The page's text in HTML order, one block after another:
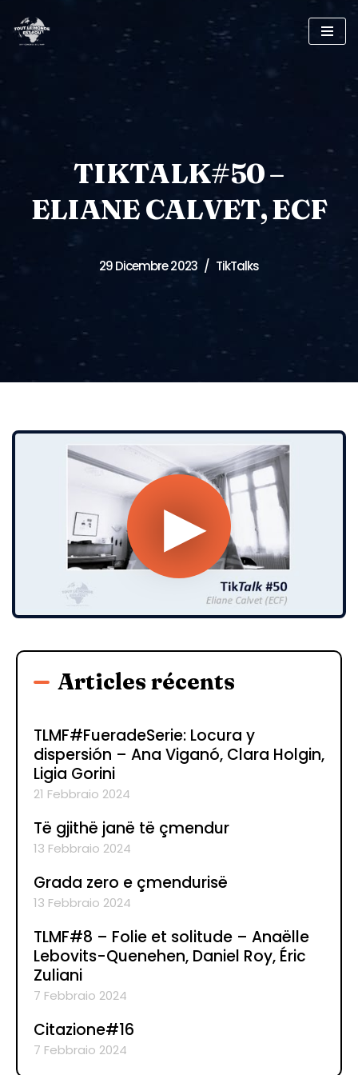
Vai
TIKTALK#50 –
ELIANE CALVET, ECF
29 Dicembre 2023 TikTalks
Articles récents
TLMF#FueradeSerie: Locura y
dispersión – Ana Viganó, Clara Holgin,
Ligia Gorini
21 Febbraio 2024
Të gjithë janë të çmendur
13 Febbraio 2024
Grada zero e çmendurisë
13 Febbraio 2024
TLMF#8 – Folie et solitude – Anaëlle
Lebovits-Quenehen, Daniel Roy, Éric
Zuliani
7 Febbraio 2024
Citazione#16
7 Febbraio 2024